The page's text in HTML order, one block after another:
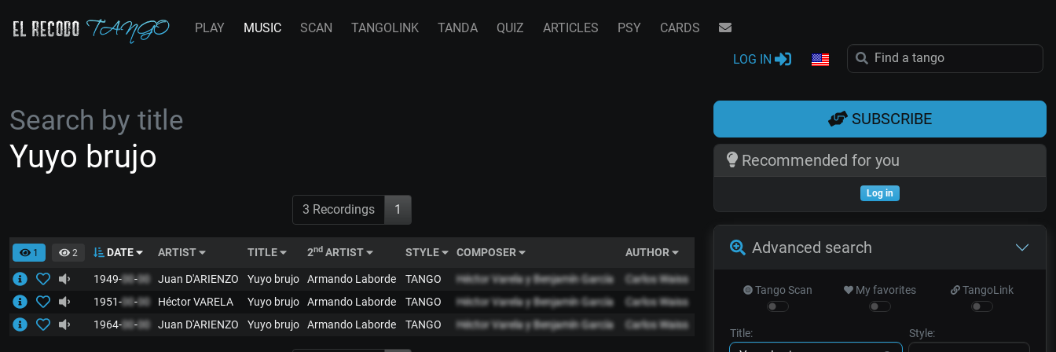
PLAY MUSIC SCAN TANGOLINK TANDA QUIZ ARTICLES PSY CARDS
LOG IN
Search by title
Yuyo brujo
3 Recordings 1
1 2 DATE ARTIST TITLE 2nd ARTIST STYLE COMPOSER AUTHOR
1949-00-00 Juan D'ARIENZO Yuyo brujo Armando Laborde TANGO Héctor Varela y Benjamín García
Carlos Waiss
1951-00-00 Héctor VARELA Yuyo brujo Armando Laborde TANGO Héctor Varela y Benjamín García
Carlos Waiss
1964-00-00 Juan D'ARIENZO Yuyo brujo Armando Laborde TANGO Héctor Varela y Benjamín García Carlos Waiss
SUBSCRIBE
Recommended for you
Log in
Advanced search
Tango Scan My favorites TangoLink
Title: Style: